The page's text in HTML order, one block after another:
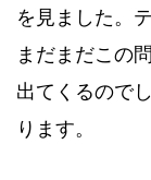
を見ました。
まだまだこの
出てくるので
ります。